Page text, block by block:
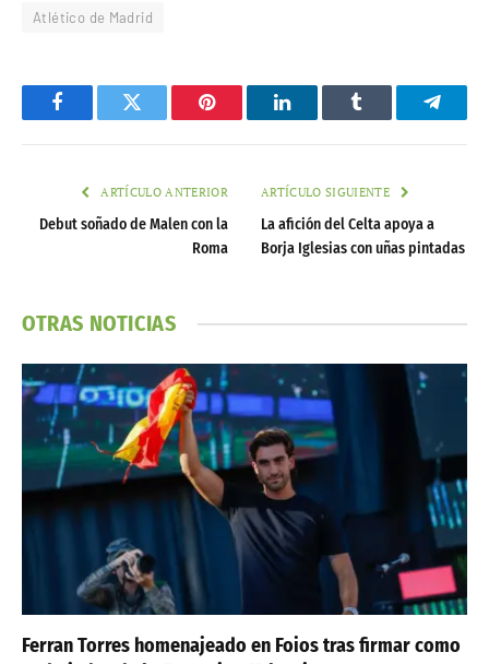
Atlético de Madrid
FacebookTwitter Pinterest LinkedInTumblr
ARTÍCULO ANTERIOR
Debut soñado de Malen con la
Roma
ARTÍCULO SIGUIENTE
La afición del Celta apoya a
Borja Iglesias con uñas pintadas
OTRAS NOTICIAS
Ferran Torres homenajeado en Foios tras firmar como